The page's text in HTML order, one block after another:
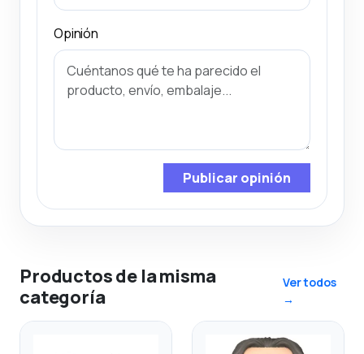
Opinión
Publicar opinión
Productos de la misma
categoría
Ver todos
→